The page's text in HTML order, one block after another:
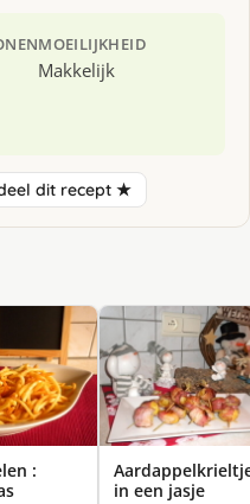
MOEILIJKHEID
Makkelijk
dit recept ★
:
in een jasje